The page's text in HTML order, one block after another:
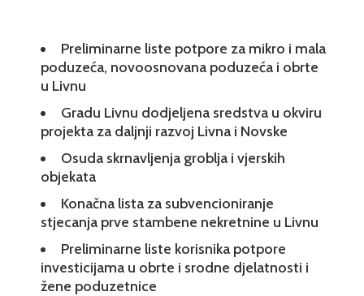
Preliminarne liste potpore za mikro i mala
poduzeća, novoosnovana poduzeća i obrte
u Livnu
Gradu Livnu dodjeljena sredstva u okviru
projekta za daljnji razvoj Livna i Novske
Osuda skrnavljenja groblja i vjerskih
objekata
Konačna lista za subvencioniranje
stjecanja prve stambene nekretnine u Livnu
Preliminarne liste korisnika potpore
investicijama u obrte i srodne djelatnosti i
žene poduzetnice